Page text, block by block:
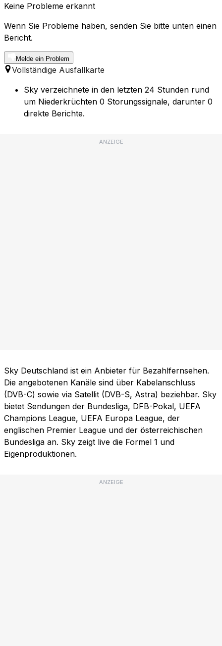
Keine Probleme erkannt
Wenn Sie Probleme haben, senden Sie bitte unten einen
Bericht.
Melde ein Problem
Vollständige Ausfallkarte
Sky verzeichnete in den letzten 24 Stunden rund
um Niederkrüchten 0 Storungssignale, darunter 0
direkte Berichte.
ANZEIGE
Sky Deutschland ist ein Anbieter für Bezahlfernsehen.
Die angebotenen Kanäle sind über Kabelanschluss
(DVB-C) sowie via Satellit (DVB-S, Astra) beziehbar. Sky
bietet Sendungen der Bundesliga, DFB-Pokal, UEFA
Champions League, UEFA Europa League, der
englischen Premier League und der österreichischen
Bundesliga an. Sky zeigt live die Formel 1 und
Eigenproduktionen.
ANZEIGE